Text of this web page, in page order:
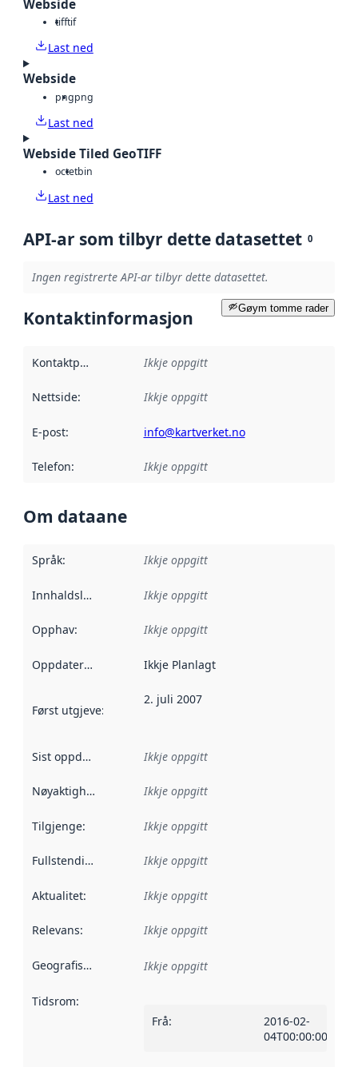
Webside
tifftif
Last ned
Webside
pngpng
Last ned
Webside Tiled GeoTIFF
octetbin
Last ned
API-ar som tilbyr dette datasettet 0
Ingen registrerte API-ar tilbyr dette datasettet.
Gøym tomme rader
Kontaktinformasjon
Kontaktpunkt Ikkje oppgitt
Nettside: Ikkje oppgitt
E-post: info@kartverket.no
Telefon: Ikkje oppgitt
Om dataane
Språk: Ikkje oppgitt
Innhaldsleverandørar :
Ikkje oppgitt
Opphav: Ikkje oppgitt
Oppdateringsfrekvens :
Ikkje Planlagt
Først utgjeve: Denne datoen seier når dataa i dette
2. juli 2007
Sist oppdatert Ikkje oppgitt
Nøyaktigheit Ikkje oppgitt
Tilgjenge: Ikkje oppgitt
Fullstendigheit Ikkje oppgitt
Aktualitet: Ikkje oppgitt
Relevans: Ikkje oppgitt
Geografisk område Ikkje oppgitt
Tidsrom:
Frå:
2016-02-
04T00:00:00Z